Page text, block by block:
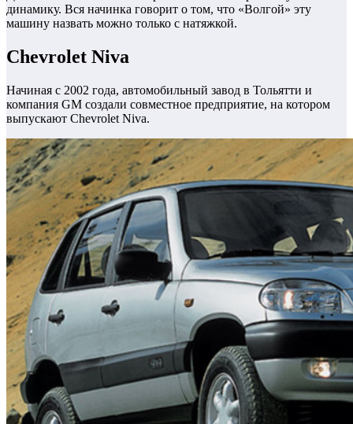
динамику. Вся начинка говорит о том, что «Волгой» эту
машину назвать можно только с натяжкой.
Chevrolet Niva
Начиная с 2002 года, автомобильный завод в Тольятти и
компания GM создали совместное предприятие, на котором
выпускают Chevrolet Niva.